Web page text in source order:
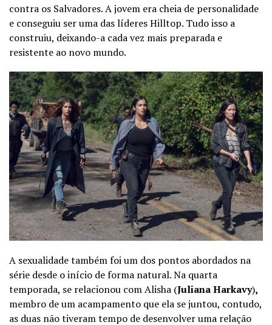
contra os Salvadores. A jovem era cheia de personalidade
e conseguiu ser uma das líderesHilltop. Tudo isso a
construiu, deixando-a cada vez mais preparada e
resistente ao novo mundo.
A sexualidade também foi um dos pontos abordados na
série desde o início de forma natural. Na quarta
temporada, se relacionou com Alisha (Juliana Harkavy),
membro de um acampamento que ela se juntou, contudo,
as duas não tiveram tempo de desenvolver uma relação